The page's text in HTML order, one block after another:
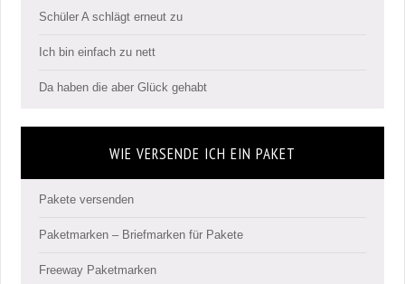
Schüler A schlägt erneut zu
Ich bin einfach zu nett
Da haben die aber Glück gehabt
WIE VERSENDE ICH EIN PAKET
Pakete versenden
Paketmarken – Briefmarken für Pakete
Freeway Paketmarken